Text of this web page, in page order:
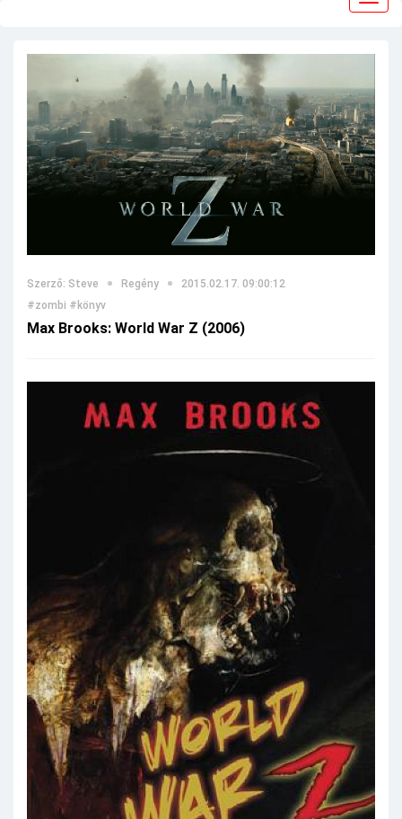
Szerző: Steve Regény
2015.02.17. 09:00:12
#zombi #könyv
Max Brooks: World War Z (2006)